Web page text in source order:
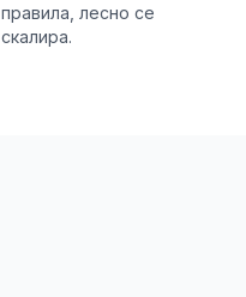
правила, лесно се
скалира.